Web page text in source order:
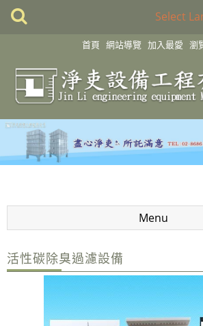
Select
首頁 網站導覽 加入最愛 瀏
Menu
活性碳除臭過濾設備